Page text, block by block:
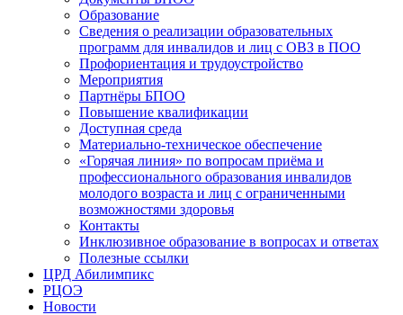
Образование
Сведения о реализации образовательных
программ для инвалидов и лиц с ОВЗ в ПОО
Профориентация и трудоустройство
Мероприятия
Партнёры БПОО
Повышение квалификации
Доступная среда
Материально-техническое обеспечение
«Горячая линия» по вопросам приёма и
профессионального образования инвалидов
молодого возраста и лиц с ограниченными
возможностями здоровья
Контакты
Инклюзивное образование в вопросах и ответах
Полезные ссылки
ЦРД Абилимпикс
РЦОЭ
Новости